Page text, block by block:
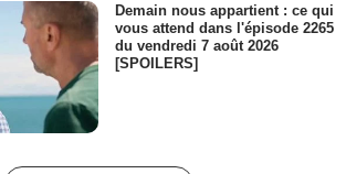
Demain nous appartient : ce qui
vous attend dans l'épisode 2265
du vendredi 7 août 2026
[SPOILERS]